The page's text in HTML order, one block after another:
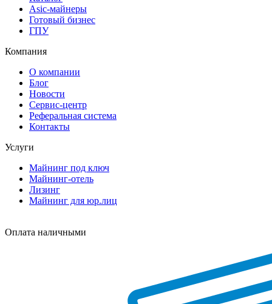
Asic-майнеры
Готовый бизнес
ГПУ
Компания
О компании
Блог
Новости
Сервис-центр
Реферальная система
Контакты
Услуги
Майнинг под ключ
Майнинг-отель
Лизинг
Майнинг для юр.лиц
Оплата наличными